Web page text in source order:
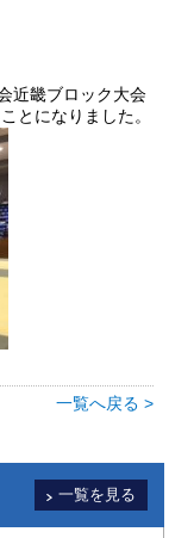
近畿ブロック大会
とになりました。
一覧へ戻る >
一覧を見る